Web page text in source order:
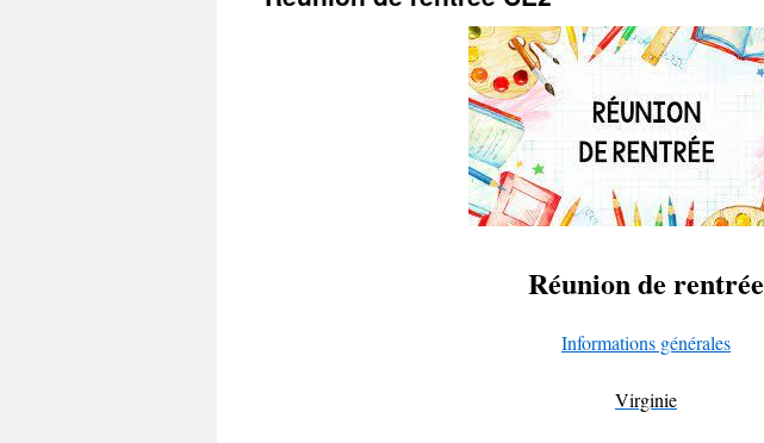
Réunion de rentrée
Informations générales
Virginie